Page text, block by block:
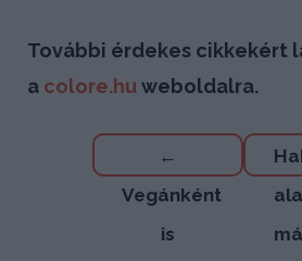
További érdekes cikkekért
a colore.huweboldalra.
Bejegyzés
navigáció
←
Vegánként
is